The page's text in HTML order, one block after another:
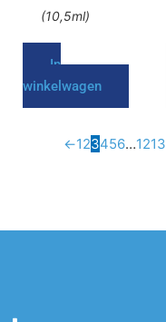
(10,5ml)
In
winkelwagen
←123456…1213